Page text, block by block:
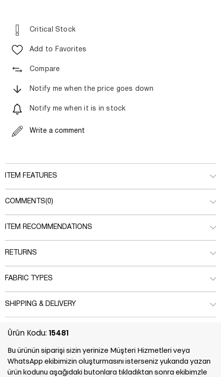
Critical Stock
Add to Favorites
Compare
Notify me when the price goes down
Notify me when it is in stock
Write a comment
ITEM FEATURES
COMMENTS(0)
ITEM RECOMMENDATIONS
RETURNS
FABRIC TYPES
SHIPPING & DELIVERY
Ürün Kodu: 15481
Bu ürünün siparişi sizin yerinize Müşteri Hizmetleri veya
WhatsApp ekibimizin oluşturmasını isterseniz yukarıda yazan
ürün kodunu aşağıdaki butonlara tıkladıktan sonra ekibimzle